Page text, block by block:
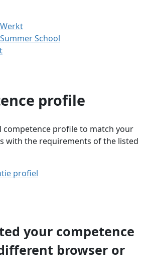
School
profile
competence profile to match your
with the requirements of the listed
profiel
your competence
browser or